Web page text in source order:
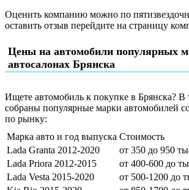
Оценить компанию можно по
оставить отзыв перейдите на страницу
Цены на автомобили популярных
автосалонах Брянска
Ищете автомобиль к покупке в Брянска? В
собраны популярные марки автомобилей
по рынку:
Марка авто и год выпуска Стоимость
Lada Granta 2012-2020
от 350 до 950
Lada Priora 2012-2015
от 400-600 до
Lada Vesta 2015-2020
от 500-1200 до